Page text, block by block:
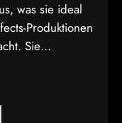
was sie ideal
Produktionen
Sie…